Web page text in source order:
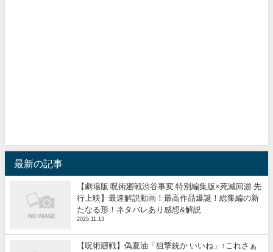
最新の記事
【劇場版 呪術廻戦渋谷事変 特別編集版×死滅回游 先
行上映】最速解説動画！最高作品爆誕！総集編の新
たなる形！ネタバレあり感想&解説
2025.11.13
【呪術廻戦】偽夏油「狙撃銃か いいね」↑これさぁ